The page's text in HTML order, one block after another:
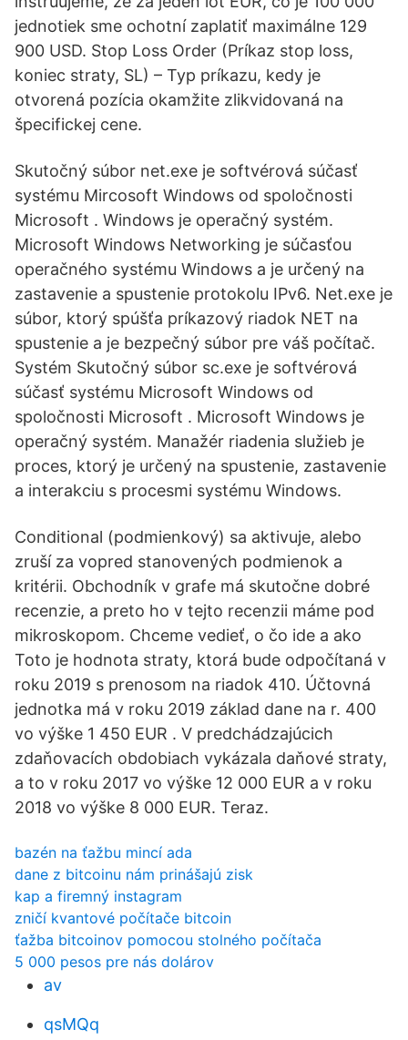
jednotiek sme ochotní zaplatiť maximálne 129
900 USD. Stop Loss Order (Príkaz stop loss,
koniec straty, SL) – Typ príkazu, kedy je
otvorená pozícia okamžite zlikvidovaná na
špecifickej cene.
Skutočný súbor net.exe je softvérová súčasť
systému Mircosoft Windows od spoločnosti
Microsoft . Windows je operačný systém.
Microsoft Windows Networking je súčasťou
operačného systému Windows a je určený na
zastavenie a spustenie protokolu IPv6. Net.exe je
súbor, ktorý spúšťa príkazový riadok NET na
spustenie a je bezpečný súbor pre váš počítač.
Systém Skutočný súbor sc.exe je softvérová
súčasť systému Microsoft Windows od
spoločnosti Microsoft . Microsoft Windows je
operačný systém. Manažér riadenia služieb je
proces, ktorý je určený na spustenie, zastavenie
a interakciu s procesmi systému Windows.
Conditional (podmienkový) sa aktivuje, alebo
zruší za vopred stanovených podmienok a
kritérii. Obchodník v grafe má skutočne dobré
recenzie, a preto ho v tejto recenzii máme pod
mikroskopom. Chceme vedieť, o čo ide a ako
Toto je hodnota straty, ktorá bude odpočítaná v
roku 2019 s prenosom na riadok 410. Účtovná
jednotka má v roku 2019 základ dane na r. 400
vo výške 1 450 EUR . V predchádzajúcich
zdaňovacích obdobiach vykázala daňové straty,
a to v roku 2017 vo výške 12 000 EUR a v roku
2018 vo výške 8 000 EUR. Teraz.
bazén na ťažbu mincí ada
dane z bitcoinu nám prinášajú zisk
kap a firemný instagram
zničí kvantové počítače bitcoin
ťažba bitcoinov pomocou stolného počítača
5 000 pesos pre nás dolárov
av
qsMQq